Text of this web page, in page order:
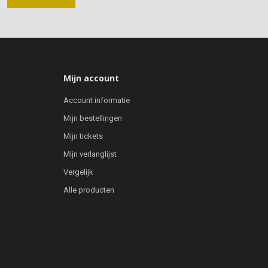
Mijn account
Account informatie
Mijn bestellingen
Mijn tickets
Mijn verlanglijst
Vergelijk
Alle producten